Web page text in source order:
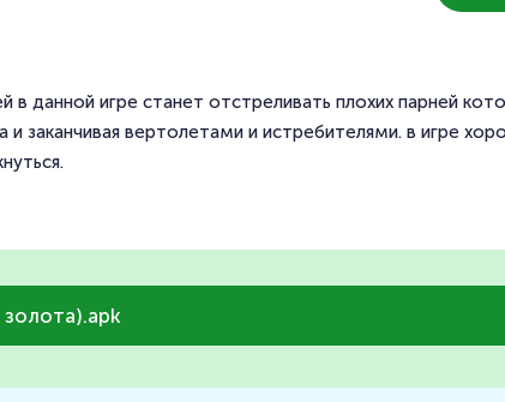
данной игре станет отстреливать плохих парней
заканчивая вертолетами и истребителями. в игре